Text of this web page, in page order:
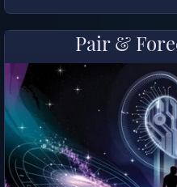
Pair &